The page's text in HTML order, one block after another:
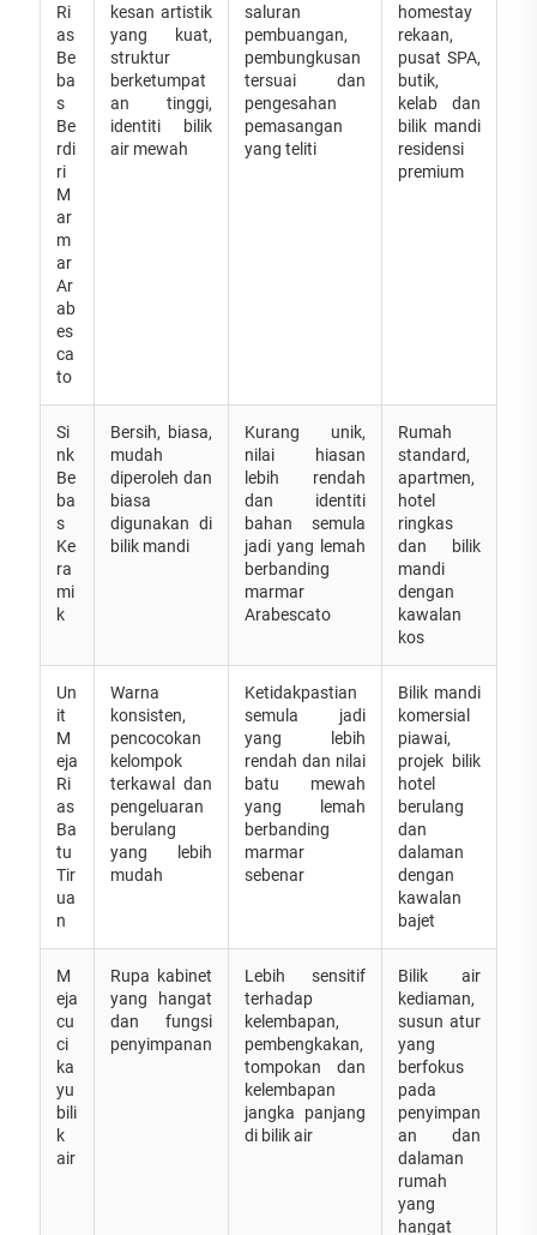
Ri
as
Be
ba
s
Be
rdi
ri
M
ar
m
ar
Ar
ab
es
ca
to
kesan artistik
yang kuat,
struktur
berketumpat
an tinggi,
identiti bilik
air mewah
saluran
pembuangan,
pembungkusan
tersuai dan
pengesahan
pemasangan
yang teliti
homestay
rekaan,
pusat SPA,
butik,
kelab dan
bilik mandi
residensi
premium
Si
nk
Be
ba
s
Ke
ra
mi
k
Bersih, biasa,
mudah
diperoleh dan
biasa
digunakan di
bilik mandi
Kurang unik,
nilai hiasan
lebih rendah
dan identiti
bahan semula
jadi yang lemah
berbanding
marmar
Arabescato
Rumah
standard,
apartmen,
hotel
ringkas
dan bilik
mandi
dengan
kawalan
kos
Un
it
M
eja
Ri
as
Ba
tu
Tir
ua
n
Warna
konsisten,
pencocokan
kelompok
terkawal dan
pengeluaran
berulang
yang lebih
mudah
Ketidakpastian
semula jadi
yang lebih
rendah dan nilai
batu mewah
yang lemah
berbanding
marmar
sebenar
Bilik mandi
komersial
piawai,
projek bilik
hotel
berulang
dan
dalaman
dengan
kawalan
bajet
M
eja
cu
ci
ka
yu
bili
k
air
Rupa kabinet
yang hangat
dan fungsi
penyimpanan
Lebih sensitif
terhadap
kelembapan,
pembengkakan,
tompokan dan
kelembapan
jangka panjang
di bilik air
Bilik air
kediaman,
susun atur
yang
berfokus
pada
penyimpan
an dan
dalaman
rumah
yang
hangat